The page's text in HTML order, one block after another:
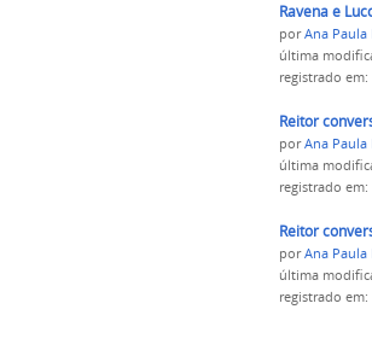
Ravena e
porAna Paula
última
registrado em:
Reitor
porAna Paula
última
registrado em:
Reitor
porAna Paula
última
registrado em: